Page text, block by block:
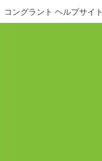
コングラント ヘルプサイト